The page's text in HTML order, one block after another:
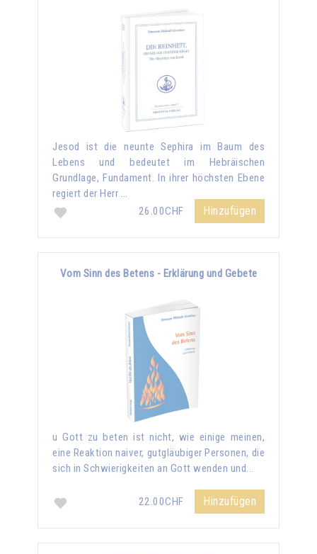
Jesod ist die neunte Sephira im Baum des
Lebens und bedeutet im Hebräischen
Grundlage, Fundament. In ihrer höchsten Ebene
regiert der Herr …
26.00CHF
Hinzufügen
Vom Sinn des Betens - Erklärung und Gebete
u Gott zu beten ist nicht, wie einige meinen,
eine Reaktion naiver, gutgläubiger Personen, die
sich in Schwierigkeiten an Gott wenden und...
22.00CHF Hinzufügen